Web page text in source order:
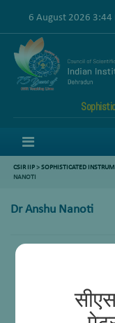
6 August 2026 3:44
CSIR IIP>SOPHISTICATED
NANOTI
Dr Anshu Nanoti